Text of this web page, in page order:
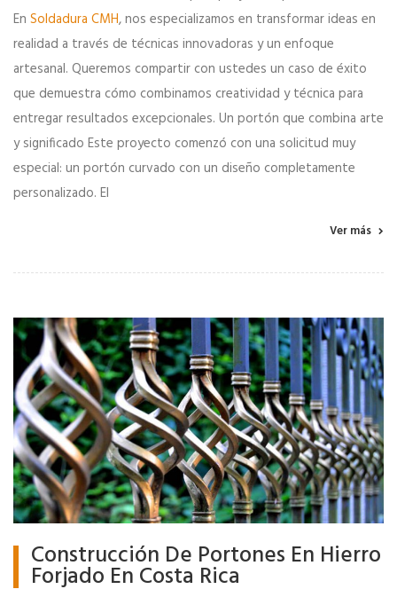
En Soldadura CMH, nos especializamos en transformar ideas en
realidad a través de técnicas innovadoras y un enfoque
artesanal. Queremos compartir con ustedes un caso de éxito
que demuestra cómo combinamos creatividad y técnica para
entregar resultados excepcionales. Un portón que combina arte
y significado Este proyecto comenzó con una solicitud muy
especial: un portón curvado con un diseño completamente
personalizado. El
Ver más
Construcción De Portones En Hierro
Forjado En Costa Rica